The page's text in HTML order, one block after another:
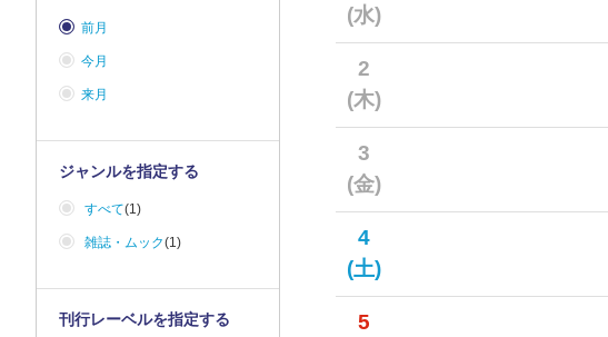
(水)
2
(木)
3
(金)
4
(土)
5
前月
今月
来月
ジャンルを指定する
すべて(1)
雑誌・ムック(1)
刊行レーベルを指定する